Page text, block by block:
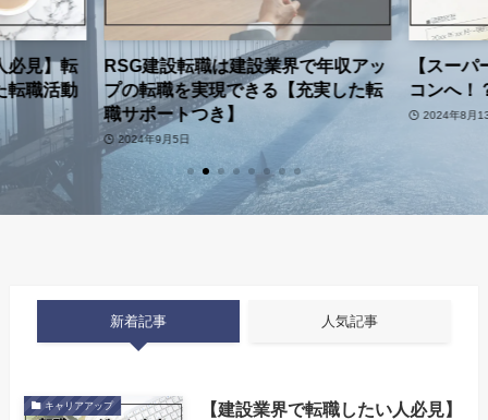
見】転
職活動
RSG建設転職は建設業界で年収アッ
プの転職を実現できる【充実した転
職サポートつき】
2024年9月5日
【スーパ
コンへ！
2024年8月13
新着記事 人気記事
キャリアアップ
【建設業界で転職したい人必見】